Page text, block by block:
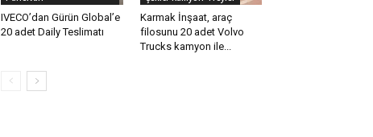
IVECO’dan Gürün Global’e
20 adet Daily Teslimatı
Karmak İnşaat, araç
filosunu 20 adet Volvo
Trucks kamyon ile...